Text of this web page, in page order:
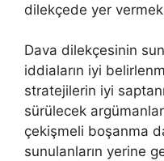
dilekçede yer
Dava dilekçesinin
iddiaların iyi
stratejilerin iyi
sürülecek
çekişmeli boşanma
sunulanların yerine